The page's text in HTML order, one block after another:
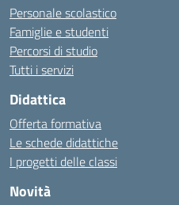
Personale scolastico
Famiglie e studenti
Percorsi di studio
Tutti i servizi
Didattica
Offerta formativa
Le schede didattiche
I progetti delle classi
Novità